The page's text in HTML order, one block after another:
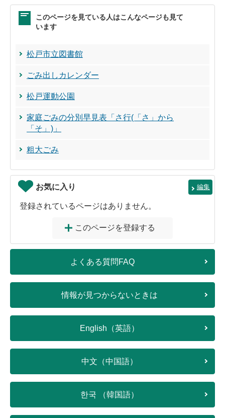
このページを見ている人はこんなページも見て
います
松戸市立図書館
ごみ出しカレンダー
松戸運動公園
家庭ごみの分別早見表「さ行(「さ」から
「そ」)」
粗大ごみ
お気に入り 編集
登録されているページはありません。
このページを登録する
よくある質問FAQ
情報が見つからないときは
English（英語）
中文（中国語）
한국 （韓国語）